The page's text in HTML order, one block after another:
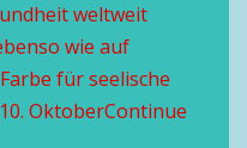
weltweit
wie auf
für seelische
OktoberContinue